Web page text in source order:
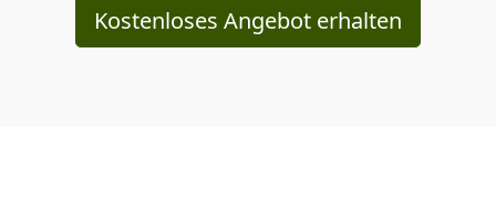
Kostenloses Angebot erhalten